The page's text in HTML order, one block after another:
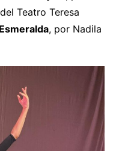
Teatro Teresa
Esmeralda, por Nadila